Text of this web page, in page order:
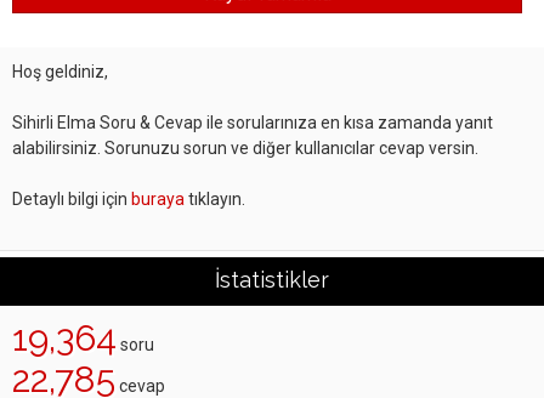
Hoş geldiniz,
Sihirli Elma Soru & Cevap ile sorularınıza en kısa zamanda yanıt
alabilirsiniz. Sorunuzu sorun ve diğer kullanıcılar cevap versin.
Detaylı bilgi için buraya tıklayın.
İstatistikler
19,364 soru
22,785 cevap